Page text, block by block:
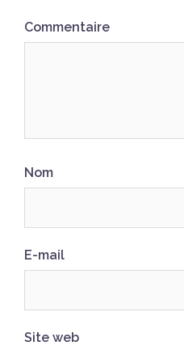
Commentaire
Nom
E-mail
Site web